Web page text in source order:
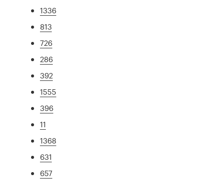
1336
813
726
286
392
1555
396
11
1368
631
657